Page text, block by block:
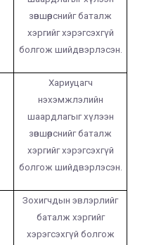
зөвшөөрснийг баталж
хэргийг хэрэгсэхгүй
болгож шийдвэрлэсэн.
Хариуцагч
нэхэмжлэлийн
шаардлагыг хүлээн
зөвшөөрснийг баталж
хэргийг хэрэгсэхгүй
болгож шийдвэрлэсэн.
Зохигчдын эвлэрлийг
баталж хэргийг
хэрэгсэхгүй болгож